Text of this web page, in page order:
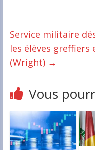
Service militaire
les élèves
(Wright) →
Vous